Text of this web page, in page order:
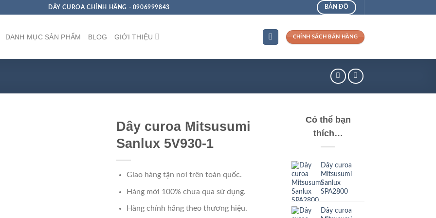
DÂY CUROA CHÍNH HÃNG - 0906999843 BẢN ĐỒ
DANH MỤC SẢN PHẨM BLOG GIỚI THIỆU CHÍNH SÁCH BÁN HÀNG
Dây curoa Mitsusumi
Sanlux 5V930-1
Giao hàng tận nơi trên toàn quốc.
Hàng mới 100% chưa qua sử dụng.
Hàng chính hãng theo thương hiệu.
Có thể bạn
thích…
Dây curoa
Mitsusumi
Sanlux
SPA2800
Dây curoa